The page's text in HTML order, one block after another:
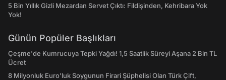
5 Bin Yıllık Gizli Mezardan Servet Çıktı: Fildişinden, Kehribara Yok
Yok!
Günün Popüler Başlıkları
Çeşme'de Kumrucuya Tepki Yağdı! 1,5 Saatlik Süreyi Aşana 2 Bin TL
Ücret
8 Milyonluk Euro'luk Soygunun Firari Şüphelisi Olan Türk Çift,